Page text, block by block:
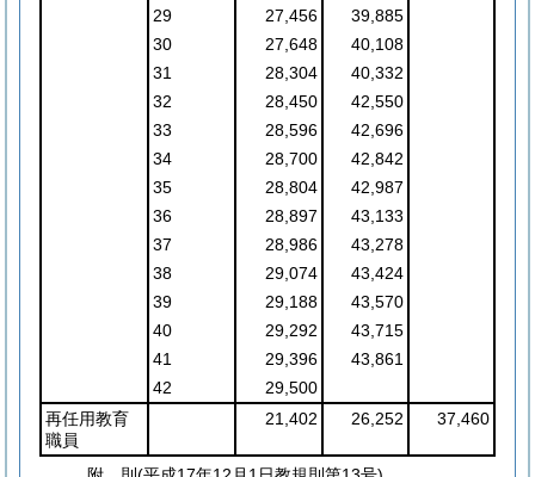
29
27,456
39,885
30
27,648
40,108
31
28,304
40,332
32
28,450
42,550
33
28,596
42,696
34
28,700
42,842
35
28,804
42,987
36
28,897
43,133
37
28,986
43,278
38
29,074
43,424
39
29,188
43,570
40
29,292
43,715
41
29,396
43,861
42
29,500
再任用教育
職員
21,402 26,252 37,460